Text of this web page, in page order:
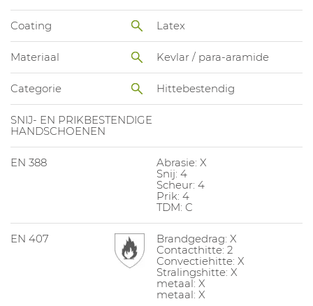
Coating Latex
Materiaal Kevlar / para-aramide
Categorie Hittebestendig
SNIJ- EN PRIKBESTENDIGE
HANDSCHOENEN
EN 388
Abrasie: X
Snij: 4
Scheur: 4
Prik: 4
TDM: C
EN 407
Brandgedrag: X
Contacthitte: 2
Convectiehitte: X
Stralingshitte: X
metaal: X
metaal: X